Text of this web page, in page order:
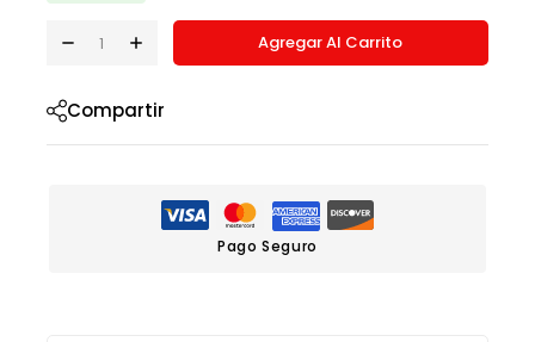
Agregar Al Carrito
Compartir
Pago Seguro